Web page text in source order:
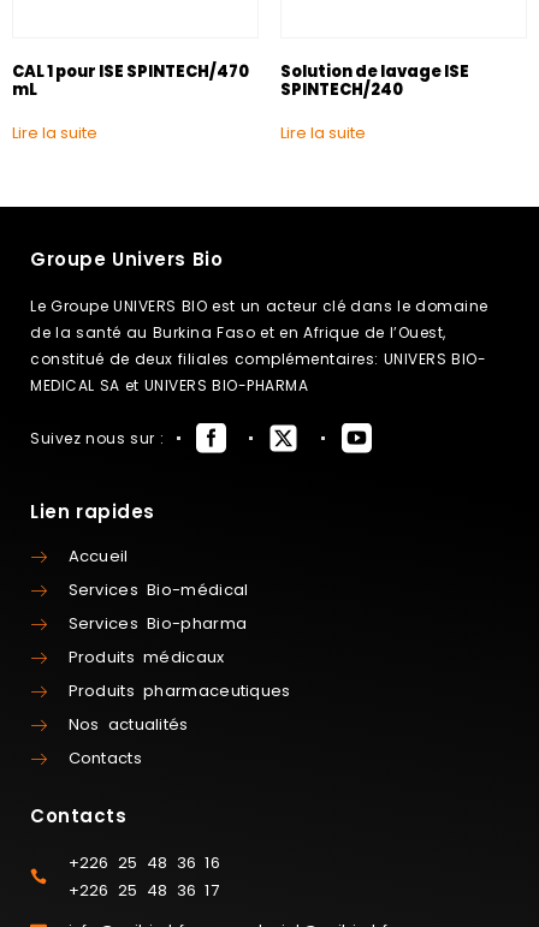
CAL 1 pour ISE SPINTECH/470
mL
Lire la suite
Solution de lavage ISE
SPINTECH/240
Lire la suite
Groupe Univers Bio
Le Groupe UNIVERS BIO est un acteur clé dans le domaine
de la santé au Burkina Faso et en Afrique de l’Ouest,
constitué de deux filiales complémentaires: UNIVERS BIO-
MEDICAL SA et UNIVERS BIO-PHARMA
Suivez nous sur :
Lien rapides
Accueil
Services Bio-médical
Services Bio-pharma
Produits médicaux
Produits pharmaceutiques
Nos actualités
Contacts
Contacts
+226 25 48 36 16
+226 25 48 36 17